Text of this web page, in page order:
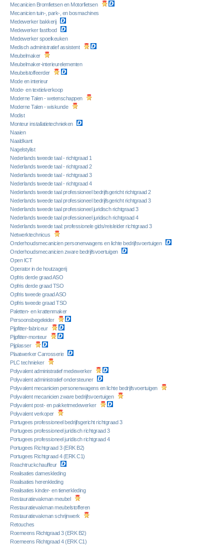
Mecanicien Bromfietsen en Motorfietsen
Mecanicien tuin-, park-, en bosmachines
Medewerker bakkerij
Medewerker fastfood
Medewerker spoelkeuken
Medisch administratief assistent
Meubelmaker
Meubelmaker-interieurelementen
Meubelstoffeerder
Mode en interieur
Mode- en textielverkoop
Moderne Talen - wetenschappen
Moderne Talen - wiskunde
Modist
Monteur installatietechnieken
Naaien
Naaldkant
Nagelstylist
Nederlands tweede taal - richtgraad 1
Nederlands tweede taal - richtgraad 2
Nederlands tweede taal - richtgraad 3
Nederlands tweede taal - richtgraad 4
Nederlands tweede taal professioneel bedrijfsgericht richtgraad 2
Nederlands tweede taal professioneel bedrijfsgericht richtgraad 3
Nederlands tweede taal professioneel juridisch richtgraad 3
Nederlands tweede taal professioneel juridisch richtgraad 4
Nederlands tweede taal: professionele gids/reisleider richtgraad 3
Netwerktechnicus
Onderhoudsmecanicien personenwagens en lichte bedrijfsvoertuigen
Onderhoudsmecanicien zware bedrijfsvoertuigen
Open ICT
Operator in de houtzagerij
Opfris derde graad ASO
Opfris derde graad TSO
Opfris tweede graad ASO
Opfris tweede graad TSO
Paletten- en krattenmaker
Persoonsbegeleider
Pijpfitter-fabriceur
Pijpfitter-monteur
Pijplasser
Plaatwerker Carrosserie
PLC technieker
Polyvalent administratief medewerker
Polyvalent administratief ondersteuner
Polyvalent mecanicien personenwagens en lichte bedrijfsvoertuigen
Polyvalent mecanicien zware bedrijfsvoertuigen
Polyvalent post- en pakketmedewerker
Polyvalent verkoper
Portugees professioneel bedrijfsgericht richtgraad 3
Portugees professioneel juridisch richtgraad 3
Portugees professioneel juridisch richtgraad 4
Portugees Richtgraad 3 (ERK B2)
Portugees Richtgraad 4 (ERK C1)
Reachtruckchauffeur
Realisaties dameskleding
Realisaties herenkleding
Realisaties kinder- en tienerkleding
Restauratievakman meubel
Restauratievakman meubelstofferen
Restauratievakman schrijnwerk
Retouches
Roemeens Richtgraad 3 (ERK B2)
Roemeens Richtgraad 4 (ERK C1)